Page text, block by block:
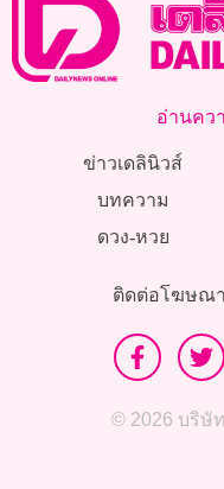
อ่านคว
ข่าวเดลินิวส์
บทความ
ดวง-หวย
ติดต่อโฆษณา
© 2026 บริษั